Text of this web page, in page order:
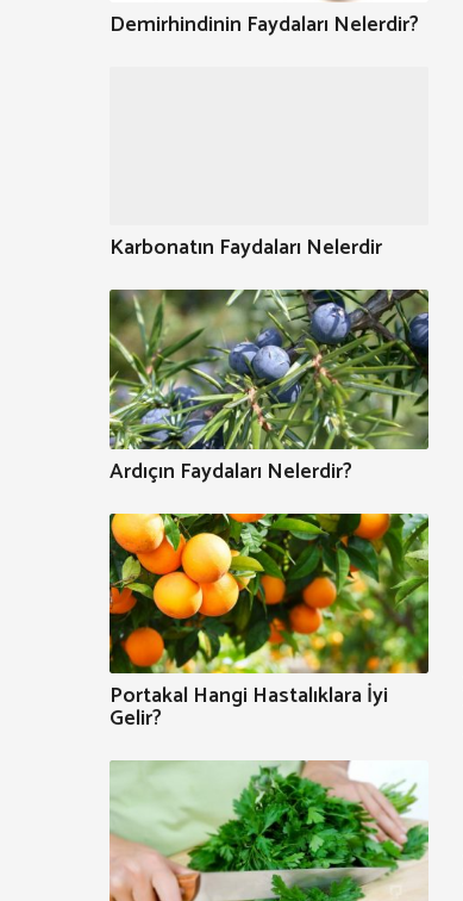
Demirhindinin Faydaları Nelerdir?
Karbonatın Faydaları Nelerdir
Ardıçın Faydaları Nelerdir?
Portakal Hangi Hastalıklara İyi
Gelir?